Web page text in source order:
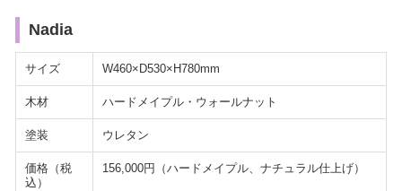
Nadia
サイズ W460×D530×H780mm
木材 ハードメイプル・ウォールナット
塗装 ウレタン
価格（税
込）
156,000円（ハードメイプル、ナチュラル仕上げ）